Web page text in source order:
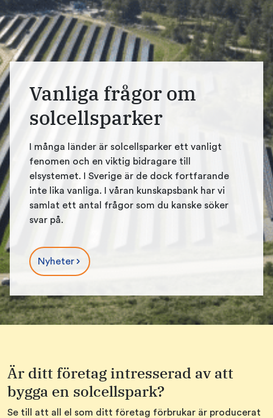
Vanliga frågor om
solcellsparker
I många länder är solcellsparker ett vanligt
fenomen och en viktig bidragare till
elsystemet. I Sverige är de dock fortfarande
inte lika vanliga. I våran kunskapsbank har vi
samlat ett antal frågor som du kanske söker
svar på.
Nyheter
Är ditt företag intresserad av att
bygga en solcellspark?
Se till att all el som ditt företag förbrukar är producerat